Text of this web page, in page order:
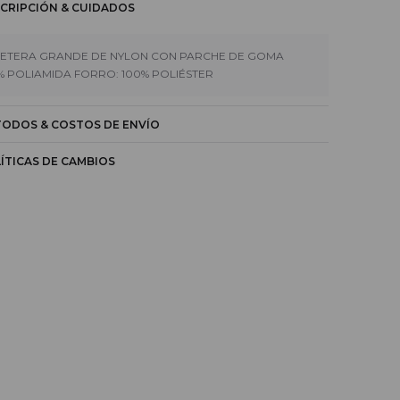
& CUIDADOS
GRANDE DE NYLON CON PARCHE DE GOMA
POLIAMIDA FORRO: 100% POLIÉSTER
& COSTOS DE ENVÍO
DE CAMBIOS